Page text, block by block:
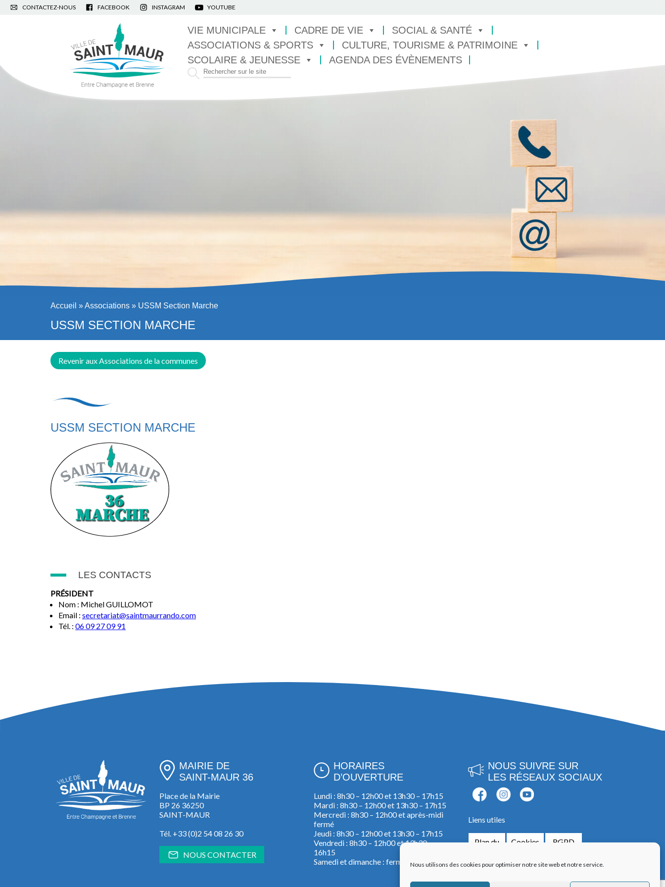
Nous utilisons des cookies pour optimiser notre site web et notre service.
CONTACTEZ-NOUS FACEBOOK INSTAGRAM YOUTUBE
VIE MUNICIPALE CADRE DE VIE
SOCIAL & SANTÉ
ASSOCIATIONS & SPORTS
CULTURE, TOURISME & PATRIMOINE
SCOLAIRE & JEUNESSE
AGENDA DES ÉVÈNEMENTS
Accueil »Associations » USSM Section Marche
USSM SECTION MARCHE
Revenir aux Associations de la communes
USSM SECTION MARCHE
LES CONTACTS
PRÉSIDENT
Nom : Michel GUILLOMOT
Email : secretariat@saintmaurrando.com
Tél. : 06 09 27 09 91
MAIRIE DE
SAINT-MAUR 36
Place de la Mairie
BP 26 36250
SAINT-MAUR
Tél. +33 (0)2 54 08 26 30
NOUS CONTACTER
HORAIRES
D’OUVERTURE
Lundi : 8h30 – 12h00 et 13h30 – 17h15
Mardi : 8h30 – 12h00 et 13h30 – 17h15
Mercredi : 8h30 – 12h00 et après-midi
fermé
Jeudi : 8h30 – 12h00 et 13h30 – 17h15
Vendredi : 8h30 – 12h00 et 13h30 –
16h15
Samedi et dimanche : fermée.
NOUS SUIVRE SUR
LES RÉSEAUX SOCIAUX
Liens utiles
Plan du
Cookies RGPD